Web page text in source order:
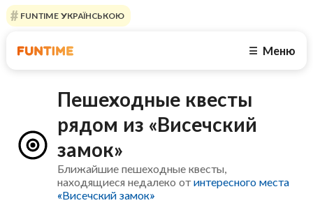
FUNTIME УКРАЇНСЬКОЮ
☰ Меню
Пешеходные квесты
рядом из «Висечский
замок»
Ближайшие пешеходные квесты,
находящиеся недалеко отинтересного места
«Висечский замок»